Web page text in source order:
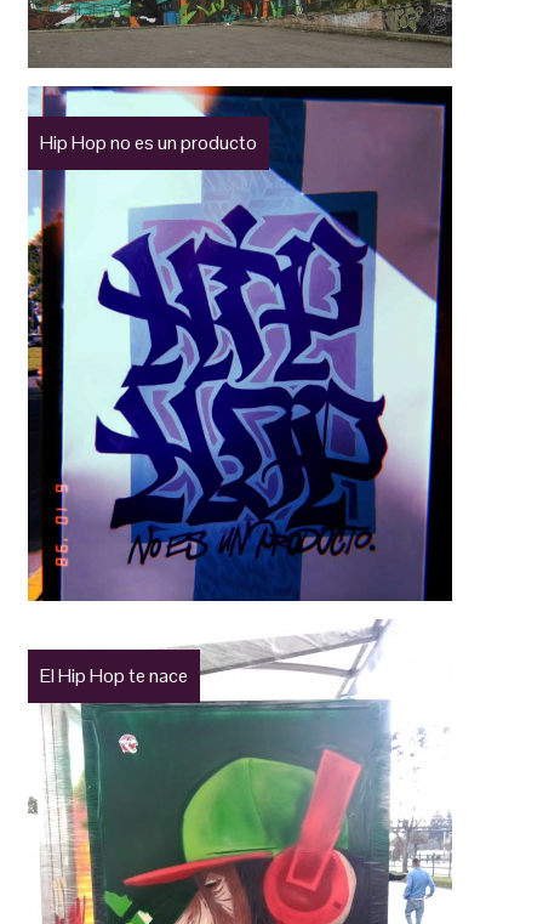
Hip Hop no es un producto
El Hip Hop te nace